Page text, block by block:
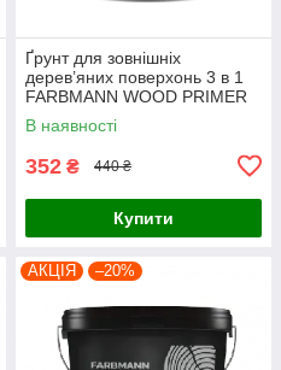
Ґрунт для зовнішніх
дерев’яних поверхонь 3 в 1
FARBMANN WOOD PRIMER
(ФАРБМЕН ВУД ПРАЙМЕР)
0.9л
В наявності
352 ₴ 440 ₴
Купити
АКЦІЯ –20%